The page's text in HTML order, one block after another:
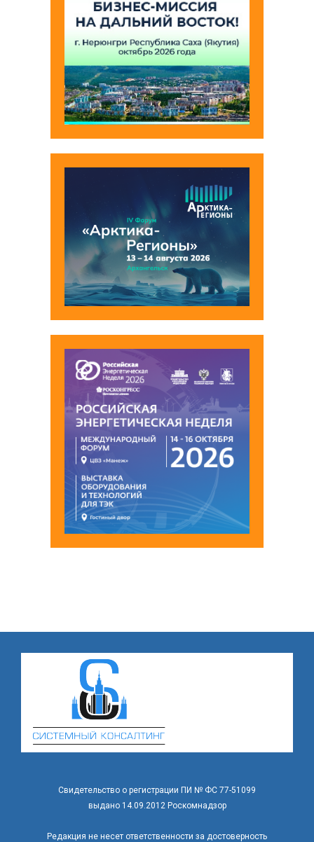
Свидетельство о регистрации ПИ № ФС 77-51099
выдано 14.09.2012 Роскомнадзор
Редакция не несет ответственности за достоверность